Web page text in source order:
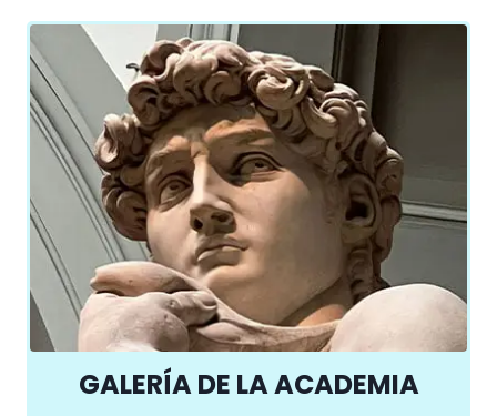
GALERÍA DE LA ACADEMIA